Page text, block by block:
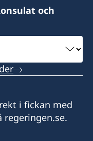
Vermont.
genom
tid.
15.30.
12.00-
tisdag och
och
i fickan med
regeringen.se.